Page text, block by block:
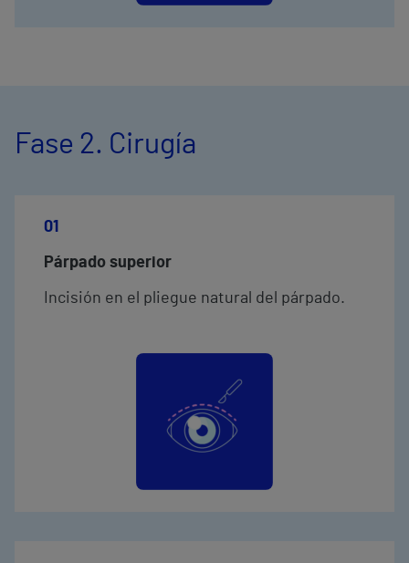
Fase 2. Cirugía
01
Párpado superior
Incisión en el pliegue natural del párpado.